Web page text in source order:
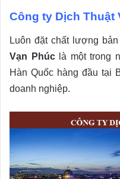
Công ty Dịch Thuật
Luôn đặt chất lượng
Vạn Phúclà một trong
Hàn Quốc hàng đầu tại
doanh nghiệp.